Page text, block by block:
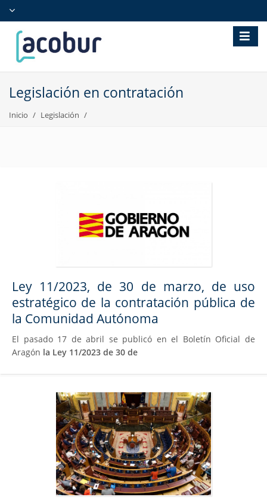
Menú
Legislación en contratación
Inicio Legislación
Ley 11/2023, de 30 de marzo, de uso
estratégico de la contratación pública de
la Comunidad Autónoma
El pasado 17 de abril se publicó en el Boletín Oficial de
Aragón la Ley 11/2023 de 30 de